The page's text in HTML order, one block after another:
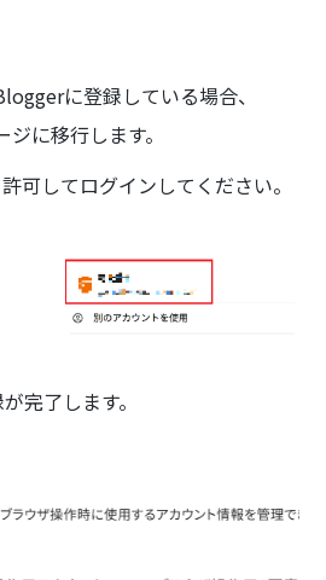
に登録している場合、
に移行します。
可してログインしてください。
完了します。